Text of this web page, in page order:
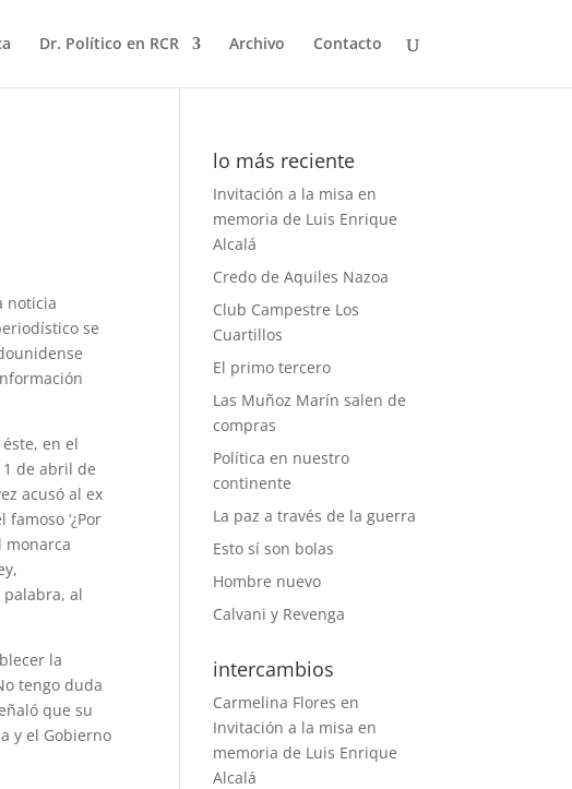
Dr. Político en RCR Archivo Contacto
noticia
se
en el
de abril de
acusó al ex
‘¿Por
monarca
al
la
tengo duda
que su
y el Gobierno
lo más reciente
Invitación a la misa en
memoria de Luis Enrique
Alcalá
Credo de Aquiles Nazoa
Club Campestre Los
Cuartillos
El primo tercero
Las Muñoz Marín salen de
compras
Política en nuestro
continente
La paz a través de la guerra
Esto sí son bolas
Hombre nuevo
Calvani y Revenga
intercambios
Carmelina Flores en
Invitación a la misa en
memoria de Luis Enrique
Alcalá